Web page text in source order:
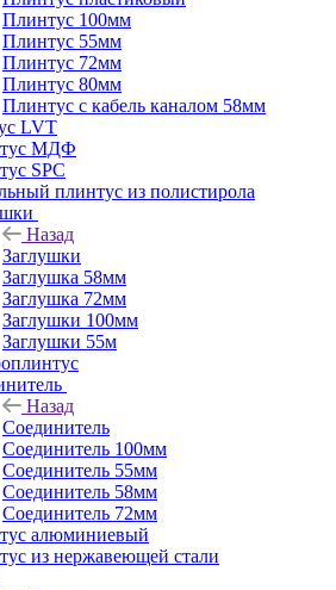
Плинтус 100мм
Плинтус 55мм
Плинтус 72мм
Плинтус 80мм
Плинтус с кабель каналом 58мм
LVT
МДФ
SPC
плинтус из полистирола
Назад
Заглушки
Заглушка 58мм
Заглушка 72мм
Заглушки 100мм
Заглушки 55м
Назад
Соединитель
Соединитель 100мм
Соединитель 55мм
Соединитель 58мм
Соединитель 72мм
алюминиевый
из нержавеющей стали